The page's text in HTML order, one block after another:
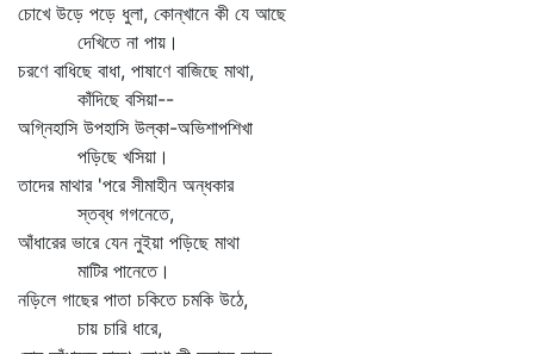
চোখে উড়ে পড়ে ধুলা, কোন্‌খানে কী যে আছে
দেখিতে না পায়।
চরণে বাধিছে বাধা, পাষাণে বাজিছে মাথা,
কাঁদিছে বসিয়া--
অগ্নিহাসি উপহাসি উল্কা-অভিশাপশিখা
পড়িছে খসিয়া।
তাদের মাথার 'পরে সীমাহীন অন্ধকার
স্তব্ধ গগনেতে,
আঁধারের ভারে যেন নুইয়া পড়িছে মাথা
মাটির পানেতে।
নড়িলে গাছের পাতা চকিতে চমকি উঠে,
চায় চারি ধারে,